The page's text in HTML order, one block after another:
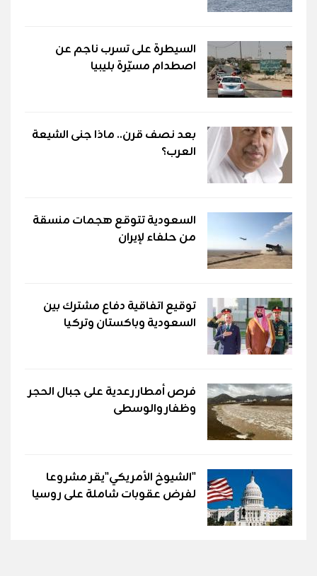
السيطرة على تسرب ناجم عن
اصطدام مسيّرة بليبيا
بعد نصف قرن.. ماذا جنى الشيعة
العرب؟
السعودية تتوقع هجمات منسقة
من حلفاء لإيران
توقيع اتفاقية دفاع مشترك بين
السعودية وباكستان وتركيا
فرص أمطار رعدية على جبال الحجر
وظفار والوسطى
"الشيوخ الأمريكي"يقر مشروعا
لفرض عقوبات شاملة على روسيا